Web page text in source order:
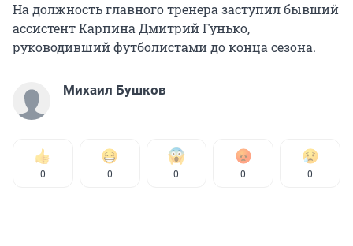
На должность главного тренера заступил бывший
ассистент Карпина Дмитрий Гунько,
руководивший футболистами до конца сезона.
Михаил Бушков
0 0 0 0 0